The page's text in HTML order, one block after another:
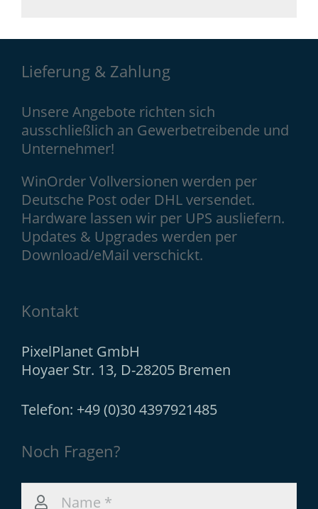
Lieferung & Zahlung
Unsere Angebote richten sich
ausschließlich an Gewerbetreibende und
Unternehmer!
WinOrder Vollversionen werden per
Deutsche Post oder DHL versendet.
Hardware lassen wir per UPS ausliefern.
Updates & Upgrades werden per
Download/eMail verschickt.
Kontakt
PixelPlanet GmbH
Hoyaer Str. 13, D-28205 Bremen
Telefon: +49 (0)30 4397921485
Noch Fragen?